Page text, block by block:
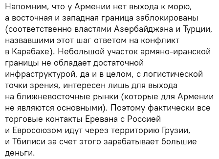
Напомним, что у Армении нет выхода к морю,
а восточная и западная граница заблокированы
(соответственно властями Азербайджана и Турции,
назвавшими этот шаг ответом на конфликт
в Карабахе). Небольшой участок армяно-иранской
границы не обладает достаточной
инфраструктурой, да и в целом, с логистической
точки зрения, интересен лишь для выхода
на ближневосточные рынки (которые для Армении
не являются основными). Поэтому фактически все
торговые контакты Еревана с Россией
и Евросоюзом идут через территорию Грузии,
и Тбилиси за счет этого зарабатывает большие
деньги.